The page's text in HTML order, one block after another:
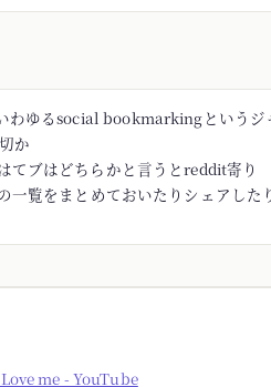
わゆるsocial bookmarkingという
か
てブはどちらかと言うとreddit寄り
一覧をまとめておいたりシェアした
me - YouTube